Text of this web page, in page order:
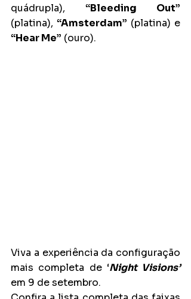
quádrupla), “Bleeding Out”
(platina), “Amsterdam”
“Hear Me” (ouro).
Viva a experiência da configuração
mais completa de ‘Night Visions’
em 9 de setembro.